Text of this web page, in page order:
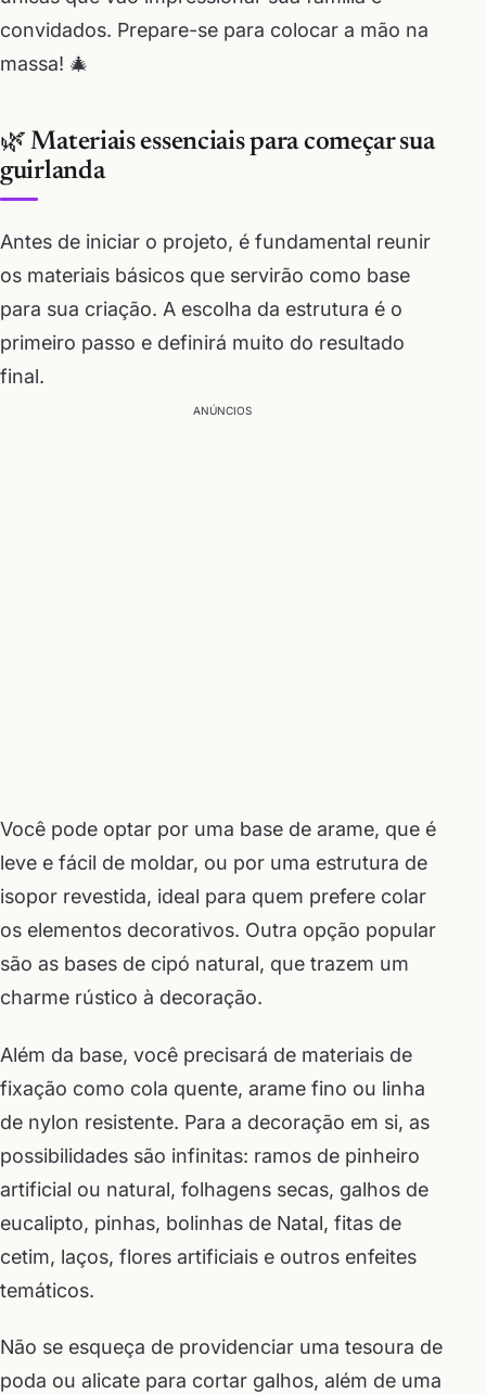
convidados. Prepare-se para colocar a mão na
massa! 🎄
🌿 Materiais essenciais para começar sua
guirlanda
Antes de iniciar o projeto, é fundamental reunir
os materiais básicos que servirão como base
para sua criação. A escolha da estrutura é o
primeiro passo e definirá muito do resultado
final.
ANÚNCIOS
Você pode optar por uma base de arame, que é
leve e fácil de moldar, ou por uma estrutura de
isopor revestida, ideal para quem prefere colar
os elementos decorativos. Outra opção popular
são as bases de cipó natural, que trazem um
charme rústico à decoração.
Além da base, você precisará de materiais de
fixação como cola quente, arame fino ou linha
de nylon resistente. Para a decoração em si, as
possibilidades são infinitas: ramos de pinheiro
artificial ou natural, folhagens secas, galhos de
eucalipto, pinhas, bolinhas de Natal, fitas de
cetim, laços, flores artificiais e outros enfeites
temáticos.
Não se esqueça de providenciar uma tesoura de
poda ou alicate para cortar galhos, além de uma